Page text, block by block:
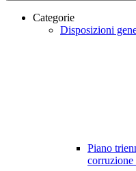
Categorie
Disposizioni
Piano
corruzione